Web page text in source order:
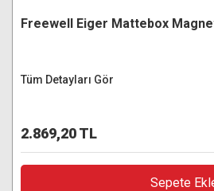
Freewell Eiger Mattebox
Tüm Detayları Gör
2.869,20 TL
Sepete